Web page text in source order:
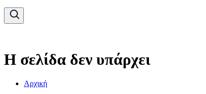
Η σελίδα δεν υπάρχει
Αρχική